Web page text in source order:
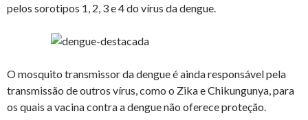
pelos sorotipos 1, 2, 3 e 4 do vírus da dengue.
O mosquito transmissor da dengue é ainda responsável pela
transmissão de outros vírus, como o Zika e Chikungunya, para
os quais a vacina contra a dengue não oferece proteção.